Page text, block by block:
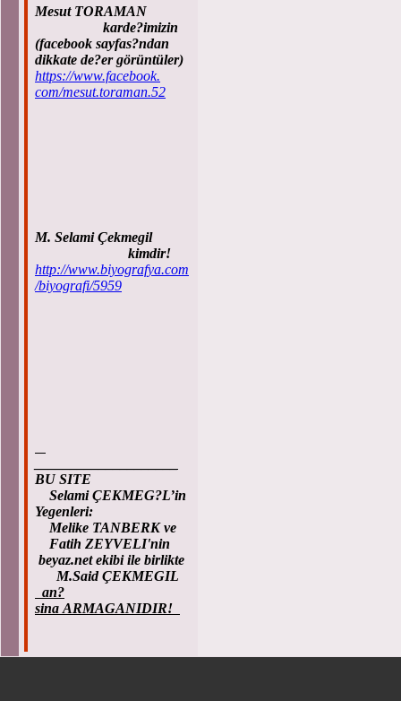
Mesut TORAMAN
karde?imizin
(facebook sayfas?ndan
dikkate de?er görüntüler)
https://www.facebook.
com/mesut.toraman.52
M. Selami Çekmegil
kimdir!
http://www.biyografya.com
/biyografi/5959
BU SITE
Selami ÇEKMEG?L’in
Yegenleri:
Melike TANBERK ve
Fatih ZEYVELI'nin
beyaz.net ekibi ile birlikte
M.Said ÇEKMEGIL
an?
sina ARMAGANIDIR!